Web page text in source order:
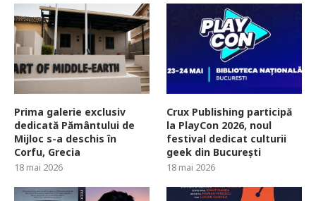
Prima galerie exclusiv
dedicată Pământului de
Mijloc s-a deschis în
Corfu, Grecia
18 mai 2026
Crux Publishing participă
la PlayCon 2026, noul
festival dedicat culturii
geek din București
18 mai 2026